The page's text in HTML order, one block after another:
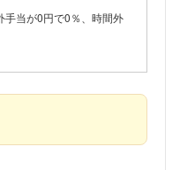
しませんか？
当が0円で0％、時間外